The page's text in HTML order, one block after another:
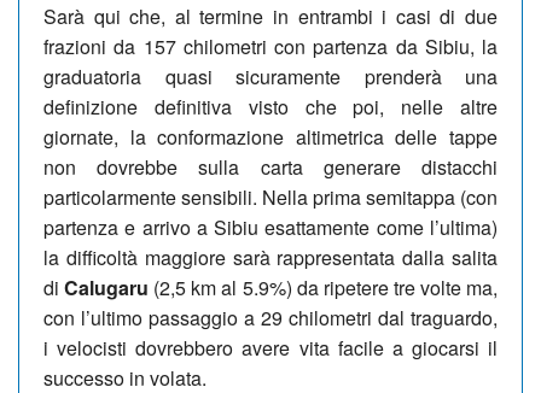
Sarà qui che, al termine in entrambi i casi di due
frazioni da 157 chilometri con partenza da Sibiu, la
graduatoria quasi sicuramente prenderà una
definizione definitiva visto che poi, nelle altre
giornate, la conformazione altimetrica delle tappe
non dovrebbe sulla carta generare distacchi
particolarmente sensibili. Nella prima semitappa (con
partenza e arrivo a Sibiu esattamente come l’ultima)
la difficoltà maggiore sarà rappresentata dalla salita
diCalugaru (2,5 km al 5.9%) da ripetere tre volte ma,
con l’ultimo passaggio a 29 chilometri dal traguardo,
i velocisti dovrebbero avere vita facile a giocarsi il
successo in volata.